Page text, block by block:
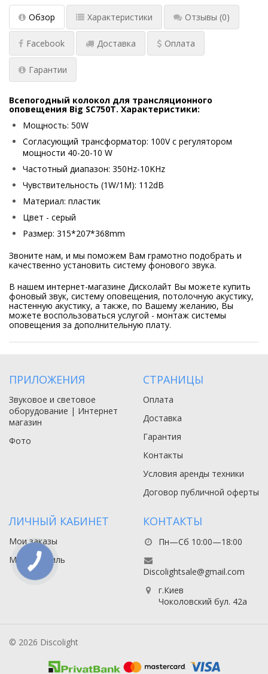
Обзор Характеристики Отзывы (0)
Facebook Доставка Оплата
Гарантии
Всепогодный колокол для трансляционного
оповещения Big SC750T. Характеристики:
Мощность: 50W
Согласующий трансформатор: 100V с регулятором
мощности 40-20-10 W
Частотный диапазон: 350Hz-10KHz
Чувствительность (1W/1M): 112dB
Материал: пластик
Цвет - серый
Размер: 315*207*368mm
Звоните нам, и мы поможем Вам грамотно подобрать и
качественно установить систему фонового звука.
В нашем интернет-магазине Дисколайт Вы можете купить
фоновый звук, систему оповещения, потолочную акустику,
настенную акустику, а также, по Вашему желанию, Вы
можете воспользоваться услугой - монтаж системы
оповещения за дополнительную плату.
ПРИЛОЖЕНИЯ
Звуковое и световое
оборудование | Интернет
магазин
Фото
СТРАНИЦЫ
Оплата
Доставка
Гарантия
Контакты
Условия аренды техники
Договор публичной оферты
ЛИЧНЫЙ КАБИНЕТ
Мои заказы
Мой профиль
КОНТАКТЫ
Пн—Сб 10:00—18:00
Discolightsale@gmail.com
г.Киев
Чоколовский бул. 42а
© 2026 Discolight